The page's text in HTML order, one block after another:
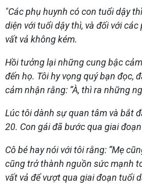
"Các phụ huynh có con tuổi dậy
diện với tuổi dậy thì, và đối với
vất vả không kém.
Hồi tưởng lại những cung bậc
đến họ. Tôi hy vọng quý bạn đọc,
cảm nhận rằng: “À, thì ra những
Lúc tôi dành sự quan tâm và bắt
20. Con gái đã bước qua giai
Cô bé hay nói với tôi rằng: “Mẹ
cũng trở thành nguồn sức mạnh
vất vả để vượt qua giai đoạn tuổi